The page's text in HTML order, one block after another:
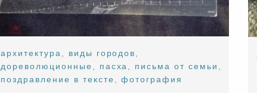
архитектура виды городов
дореволюционные
пасха письма от семьи
поздравление в тексте
,фотография